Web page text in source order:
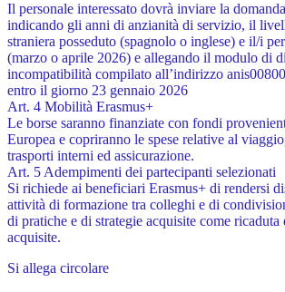
Il personale interessato dovrà inviare la
indicando gli anni di anzianità di servizio, il
straniera posseduto (spagnolo o inglese) e il/i
(marzo o aprile 2026) e allegando il modulo di
incompatibilità compilato all’indirizzo
entro il giorno 23 gennaio 2026
Art. 4 Mobilità Erasmus+
Le borse saranno finanziate con fondi
Europea e copriranno le spese relative al
trasporti interni ed assicurazione.
Art. 5 Adempimenti dei partecipanti selezionati
Si richiede ai beneficiari Erasmus+ di rendersi
attività di formazione tra colleghi e di
di pratiche e di strategie acquisite come ricaduta
acquisite.
Si allega circolare